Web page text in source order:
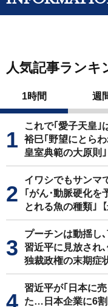
人気記事ランキ
1時間 週
これで｢愛子天皇｣
裕巳｢野望にとら
皇室典範の大原則｣
イワシでもサンマ
｢がん･動脈硬化を
とれる魚の種類｣
プーチンは動揺し
習近平に見放され
独裁政権の末期症
習近平が｢日本に
た…日本企業に6